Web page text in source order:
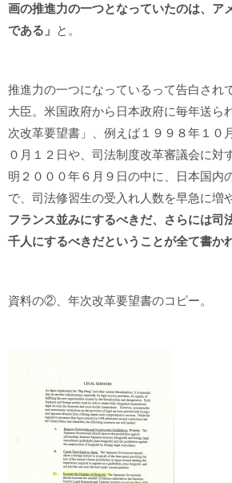
画の推進力の一つとなっていたのは、ア
である」 と。
推進力の一つになっているって告白され
大臣。米国政府から日本政府に毎年送ら
次改革要望書」、例えば１９９８年１０
０月１２日や、司法制度改革審議会に対
明２０００年６月９日の中に、日本国内
で、司法修習生の受入れ人数を早急に増
フランス並みにするべきだ、さらには司
千人にするべきだということが全て書か
資料の②、年次改革要望書のコピー。